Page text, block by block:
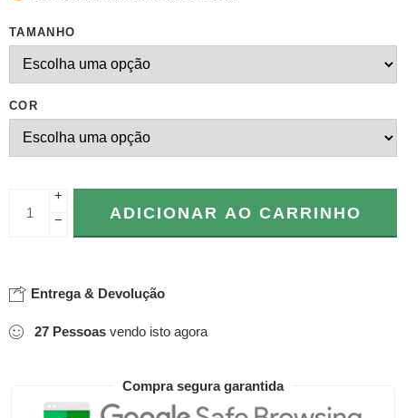
TAMANHO
COR
+
−
ADICIONAR AO CARRINHO
Entrega & Devolução
27 Pessoas vendo isto agora
Compra segura garantida